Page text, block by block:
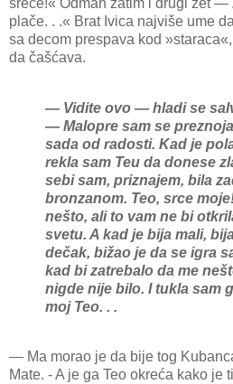
plače. . .« Brat Ivica najviše ume
sa decom prespava kod
da čašćava.
— Vidite ovo — hladi se
— Malopre sam se
sada od radosti. Kad je
rekla sam Teu da donese
sebi sam, priznajem, bila
bronzanom. Teo, srce
nešto, ali to vam ne bi
svetu. A kad je bija mali,
dečak, bižao je da se igra
kad bi zatrebalo da me
nigde nije bilo. I tukla sam
moj Teo. . .
— Ma morao je da bije tog
Mate. - A je ga Teo okreća kako je